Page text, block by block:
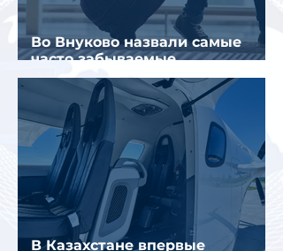
Во Внуково назвали самые
часто забываемые
пассажирами вещи
В Казахстане впервые